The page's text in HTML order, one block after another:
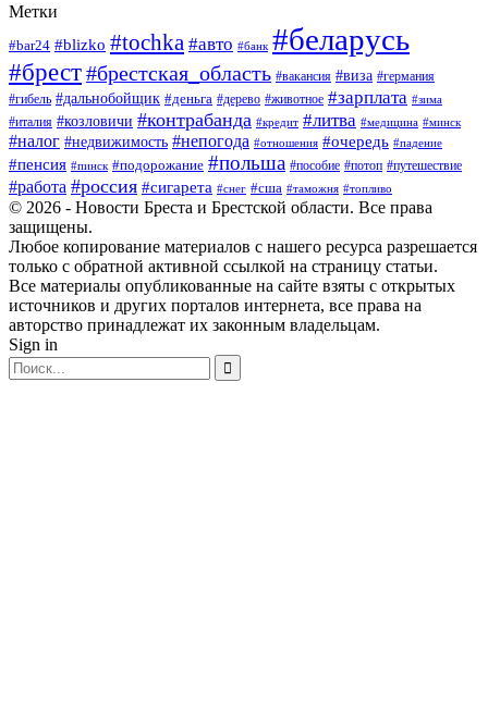
Метки
#bar24 #blizko #tochka #авто #банк #беларусь
#брест#брестская_область #вакансия #виза #германия
#гибель #дальнобойщик #деньга #дерево #животное #зарплата #зима
#италия #козловичи #контрабанда #кредит #литва #медицина #минск
#налог #недвижимость #непогода #отношения #очередь #падение
#пенсия #пинск #подорожание #польша #пособие #потоп #путешествие
#работа #россия #сигарета #снег #сша #таможня #топливо
© 2026 - Новости Бреста и Брестской области. Все права
защищены.
Любое копирование материалов с нашего ресурса разрешается
только с обратной активной ссылкой на страницу статьи.
Все материалы опубликованные на сайте взяты с открытых
источников и других порталов интернета, все права на
авторство принадлежат их законным владельцам.
Sign in